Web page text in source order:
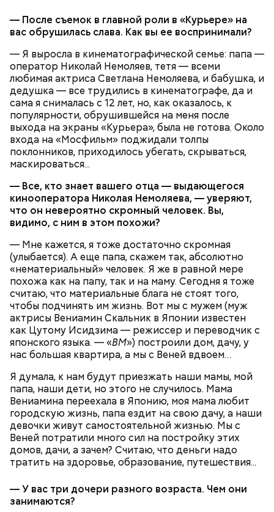
— После съемок в главной роли в «Курьере» на
вас обрушилась слава. Как вы ее воспринимали?
— Я выросла в кинематографической семье: папа —
оператор Николай Немоляев, тетя — всеми
любимая актриса Светлана Немоляева, и бабушка, и
дедушка — все трудились в кинематографе, да и
сама я снималась с 12 лет, но, как оказалось, к
популярности, обрушившейся на меня после
выхода на экраны «Курьера», была не готова. Около
входа на «Мосфильм» поджидали толпы
поклонников, приходилось убегать, скрываться,
маскироваться...
— Все, кто знает вашего отца — выдающегося
кинооператора Николая Немоляева, — уверяют,
что он невероятно скромный человек. Вы,
видимо, с ним в этом похожи?
— Мне кажется, я тоже достаточно скромная
(улыбается). А еще папа, скажем так, абсолютно
«нематериальный» человек. Я же в равной мере
похожа как на папу, так и на маму. Сегодня я тоже
считаю, что материальные блага не стоят того,
чтобы подчинять им жизнь. Вот мы с мужем (муж
актрисы Вениамин Скальник в Японии известен
как Цутому Исидзима — режиссер и переводчик с
японского языка. — «ВМ») построили дом, дачу, у
нас большая квартира, а мы с Веней вдвоем…
Я думала, к нам будут приезжать наши мамы, мой
папа, наши дети, но этого не случилось. Мама
Вениамина переехала в Японию, моя мама любит
городскую жизнь, папа ездит на свою дачу, а наши
девочки живут самостоятельной жизнью. Мы с
Веней потратили много сил на постройку этих
домов, дачи, а зачем? Считаю, что деньги надо
тратить на здоровье, образование, путешествия...
— У вас три дочери разного возраста. Чем они
занимаются?